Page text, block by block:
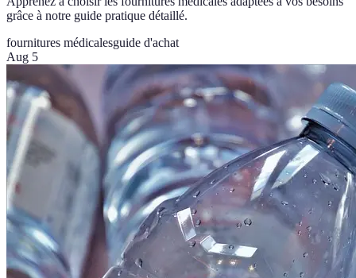
grâce à notre guide pratique détaillé.
fournitures médicalesguide d'achat
Aug 5